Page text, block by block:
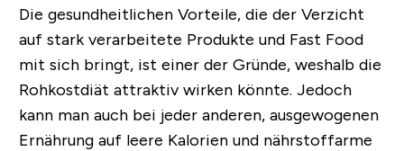
Die gesundheitlichen Vorteile, die der Verzicht
auf stark verarbeitete Produkte und Fast Food
mit sich bringt, ist einer der Gründe, weshalb die
Rohkostdiät attraktiv wirken könnte. Jedoch
kann man auch bei jeder anderen, ausgewogenen
Ernährung auf leere Kalorien und nährstoffarme